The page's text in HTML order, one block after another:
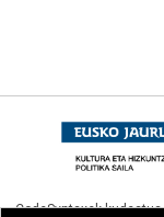
CodeSyntaxek